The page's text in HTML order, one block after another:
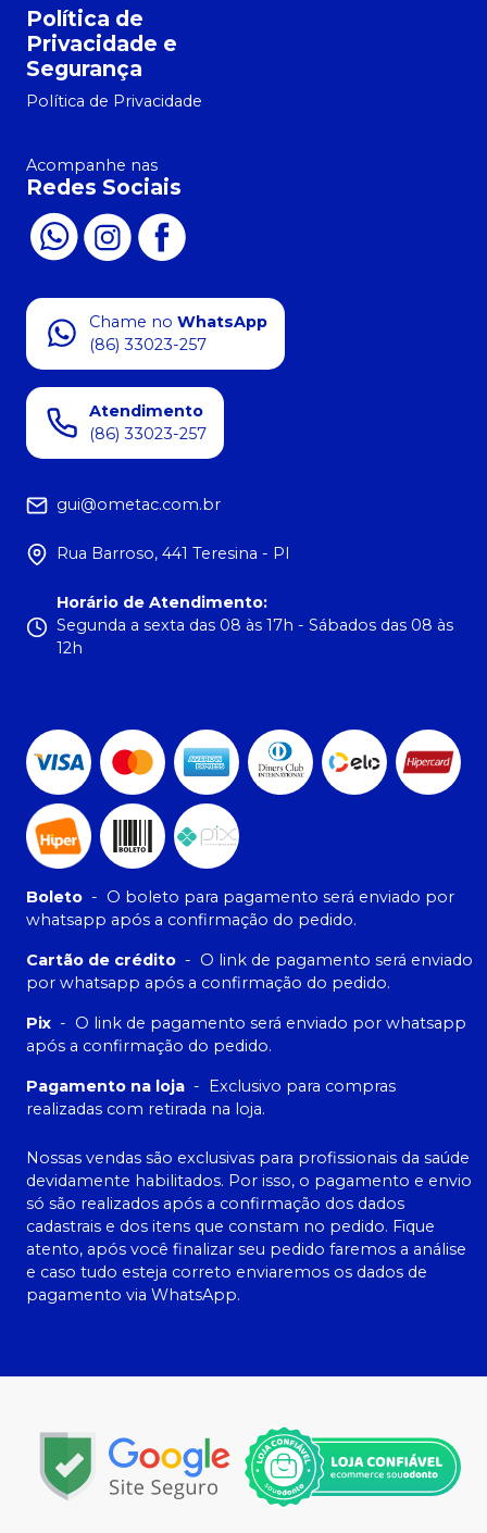
Política de
Privacidade e
Segurança
Política de Privacidade
Acompanhe nas
Redes Sociais
Chame no WhatsApp
(86) 33023-257
Atendimento
(86) 33023-257
gui@ometac.com.br
Rua Barroso, 441 Teresina - PI
Horário de Atendimento:
Segunda a sexta das 08 às 17h - Sábados das 08 às
12h
Boleto - O boleto para pagamento será enviado por
whatsapp após a confirmação do pedido.
Cartão de crédito - O link de pagamento será enviado
por whatsapp após a confirmação do pedido.
Pix - O link de pagamento será enviado por whatsapp
após a confirmação do pedido.
Pagamento na loja -
Exclusivo para compras
realizadas com retirada na loja.
Nossas vendas são exclusivas para profissionais da saúde
devidamente habilitados. Por isso, o pagamento e envio
só são realizados após a confirmação dos dados
cadastrais e dos itens que constam no pedido. Fique
atento, após você finalizar seu pedido faremos a análise
e caso tudo esteja correto enviaremos os dados de
pagamento via WhatsApp.